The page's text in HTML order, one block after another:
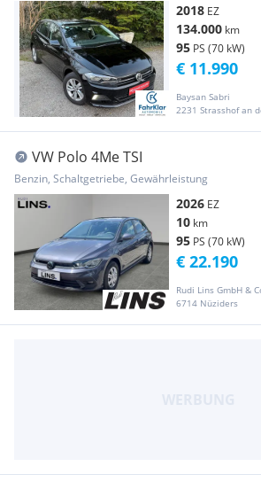
2018 EZ
134.000 km
95 PS (70 kW)
Baysan Sabri
2231 Strasshof an
€ 11.990
VW Polo 4Me TSI
Benzin, Schaltgetriebe, Gewährleistung
2026 EZ
10 km
95 PS (70 kW)
Rudi Lins GmbH &
6714 Nüziders
€ 22.190